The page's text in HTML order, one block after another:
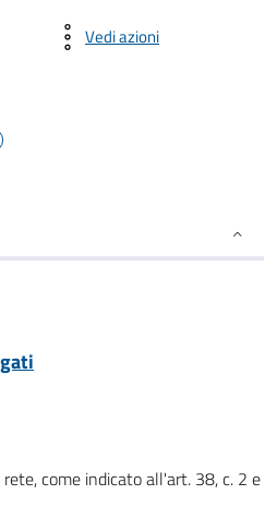
Vedi azioni
come indicato all'art. 38, c. 2 e